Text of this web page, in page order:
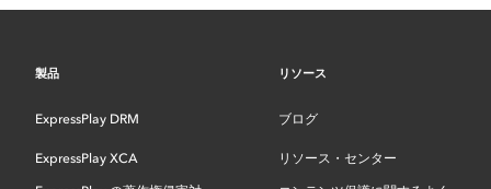
製品
ExpressPlay DRM
ExpressPlay XCA
リソース
ブログ
リソース・センター